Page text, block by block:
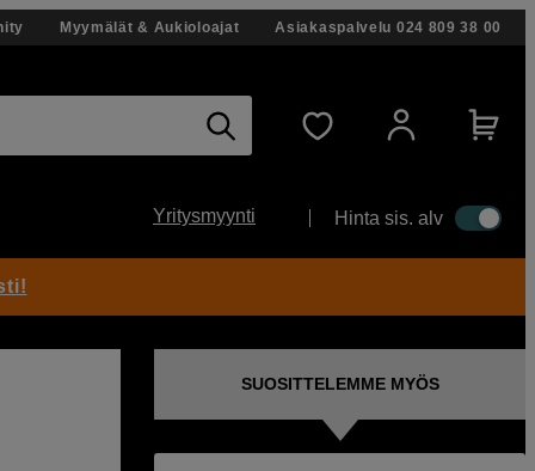
Myymälät & Aukioloajat Asiakaspalvelu 024 809 38 00
Yritysmyynti Hinta sis. alv
SUOSITTELEMME MYÖS